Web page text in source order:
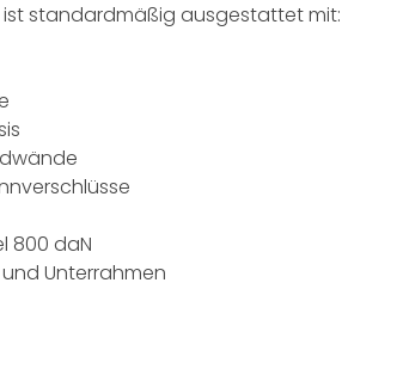
ist standardmäßig ausgestattet mit:
800 daN
Unterrahmen